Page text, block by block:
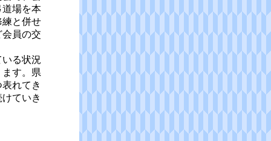
道場を本
練と併せ
員の交
る状況
す。県
れてき
ていき